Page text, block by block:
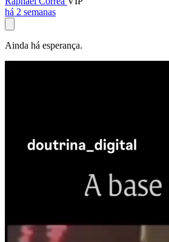
há 2 semanas
Ainda há esperança.